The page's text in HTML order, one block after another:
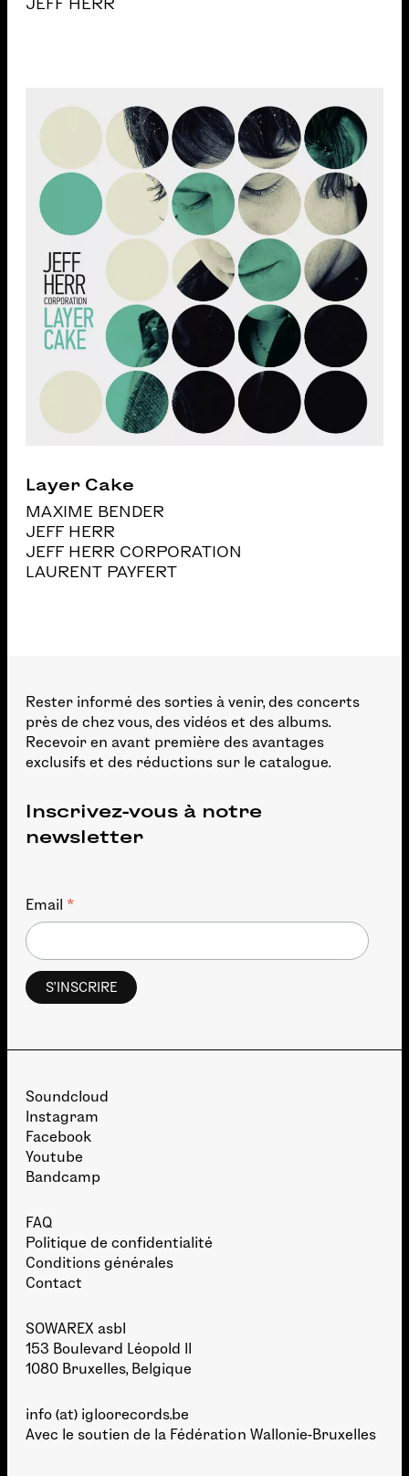
JEFF HERR
Layer Cake
MAXIME BENDER
JEFF HERR
JEFF HERR CORPORATION
LAURENT PAYFERT
Rester informé des sorties à venir, des concerts
près de chez vous, des vidéos et des albums.
Recevoir en avant première des avantages
exclusifs et des réductions sur le catalogue.
Inscrivez-vous à notre
newsletter
Email *
Soundcloud
Instagram
Facebook
Youtube
Bandcamp
FAQ
Politique de confidentialité
Conditions générales
Contact
SOWAREX asbl
153 Boulevard Léopold II
1080 Bruxelles, Belgique
info (at) igloorecords.be
Avec le soutien de la Fédération Wallonie-Bruxelles